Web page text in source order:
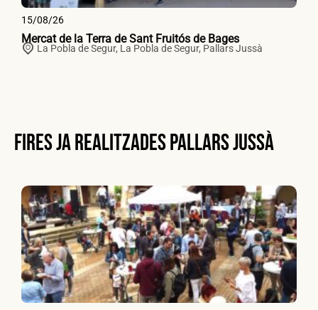
15/08/26
Mercat de la Terra de Sant Fruitós de Bages
La Pobla de Segur, La Pobla de Segur, Pallars Jussà
Fires ja realitzades Pallars Jussà